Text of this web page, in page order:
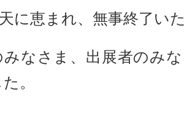
に恵まれ、無事終了い
みなさま、出展者のみ
。